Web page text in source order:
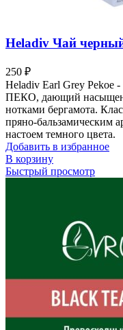
Heladiv Чай
250 ₽
Heladiv Earl Grey Pekoe
ПЕКО, дающий
нотками бергамота.
пряно-бальзамическим
настоем темного цвета.
Добавить в избранное
В корзину
Быстрый просмотр